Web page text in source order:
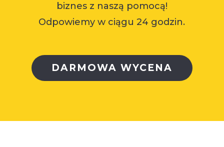
biznes z naszą pomocą!
Odpowiemy w ciągu 24 godzin.
DARMOWA WYCENA